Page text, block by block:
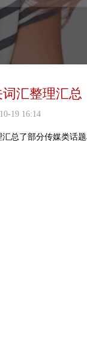
汇整理汇总
19 16:14
总了部分传媒类话